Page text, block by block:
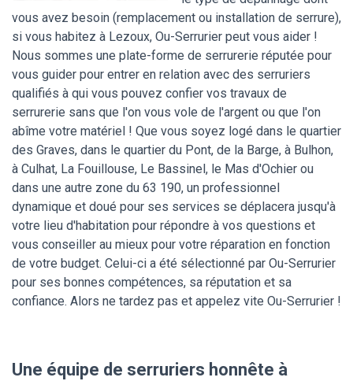
vous avez besoin (remplacement ou installation de serrure),
si vous habitez à Lezoux, Ou-Serrurier peut vous aider !
Nous sommes une plate-forme de serrurerie réputée pour
vous guider pour entrer en relation avec des serruriers
qualifiés à qui vous pouvez confier vos travaux de
serrurerie sans que l'on vous vole de l'argent ou que l'on
abîme votre matériel ! Que vous soyez logé dans le quartier
des Graves, dans le quartier du Pont, de la Barge, à Bulhon,
à Culhat, La Fouillouse, Le Bassinel, le Mas d'Ochier ou
dans une autre zone du 63 190, un professionnel
dynamique et doué pour ses services se déplacera jusqu'à
votre lieu d'habitation pour répondre à vos questions et
vous conseiller au mieux pour votre réparation en fonction
de votre budget. Celui-ci a été sélectionné par Ou-Serrurier
pour ses bonnes compétences, sa réputation et sa
confiance. Alors ne tardez pas et appelez vite Ou-Serrurier !
Une équipe de serruriers honnête à